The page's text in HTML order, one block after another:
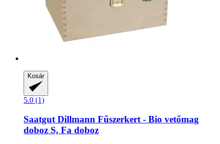
Kosár
5.0 (1)
Saatgut Dillmann Fűszerkert -​ Bio vetőmag
doboz S, Fa doboz